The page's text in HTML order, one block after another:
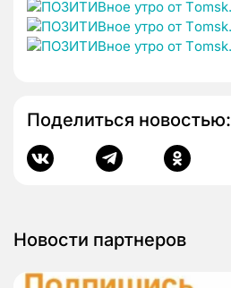
Поделиться новостью:
Новости партнеров